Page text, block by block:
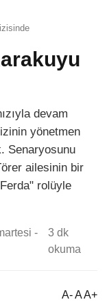
devam
yönetmen
Senaryosunu
ailesinin bir
rolüyle
-
3 dk
okuma
A- A A+